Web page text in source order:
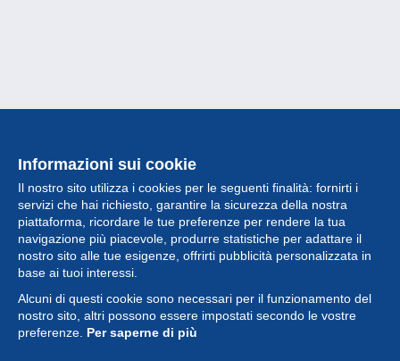
Informazioni sui cookie
Il nostro sito utilizza i cookies per le seguenti finalità: fornirti i
servizi che hai richiesto, garantire la sicurezza della nostra
piattaforma, ricordare le tue preferenze per rendere la tua
navigazione più piacevole, produrre statistiche per adattare il
nostro sito alle tue esigenze, offrirti pubblicità personalizzata in
base ai tuoi interessi.
Alcuni di questi cookie sono necessari per il funzionamento del
nostro sito, altri possono essere impostati secondo le vostre
preferenze. Per saperne di più
Collezione
Novità
Funzione